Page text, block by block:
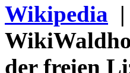
Wikipedia |
der freien